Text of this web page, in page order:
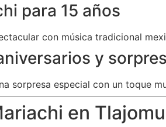
para 15 años
con música tradicional
y
sorpresa especial con un toque
en